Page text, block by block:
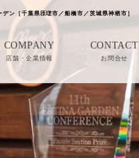
ン［千葉県匝瑳市／船橋市／茨城県神栖市］
COMPANY
店舗・企業情報
CONTACT
お問合せ